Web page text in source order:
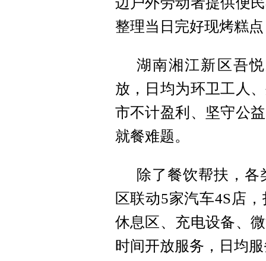
整理当日完好现烤糕
湖南湘江新区吾
放，日均为环卫工人
市不计盈利、坚守公
就餐难题。
除了餐饮帮扶，
区联动5家汽车4S店
休息区、充电设备、
时间开放服务，日均